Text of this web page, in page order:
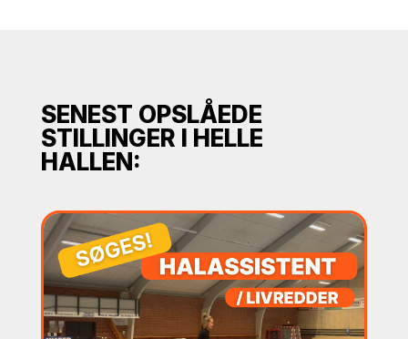
SENEST OPSLÅEDE
STILLINGER I HELLE
HALLEN: